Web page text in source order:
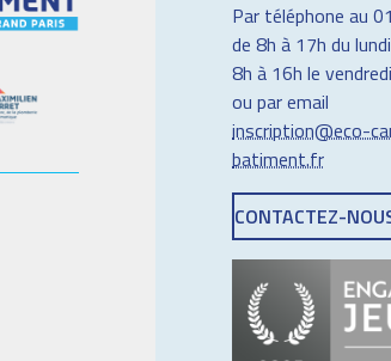
Par téléphone au
de 8h à 17h du
8h à 16h le vendredi
ou par email
inscription@eco-
batiment.fr
CONTACTEZ-